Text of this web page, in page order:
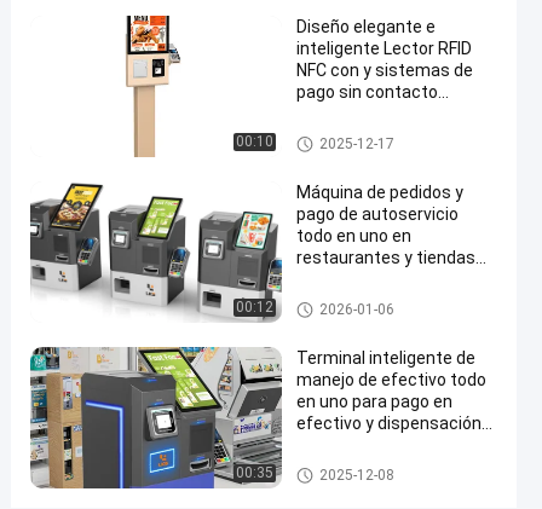
Quiosco
de la
atmósfera
#
pago
del
servicio
del uno
mismo
00:10
Diseño elegante e
inteligente Lector RFID
NFC con y sistemas de
pago sin contacto
auto-pedido
kiosco de autoservicio
2025-12-17
00:12
Máquina de pedidos y
pago de autoservicio
todo en uno en
restaurantes y tiendas
Quiosco del pago
2026-01-06
00:35
Terminal inteligente de
manejo de efectivo todo
en uno para pago en
efectivo y dispensación
Quiosco del pago
2025-12-08